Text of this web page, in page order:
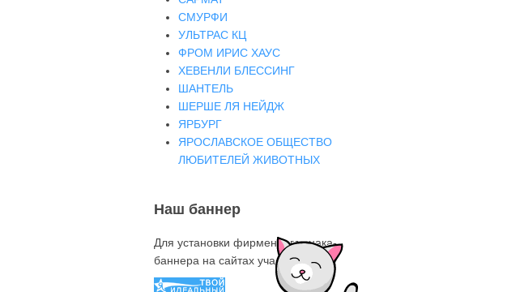
СМУРФИ
УЛЬТРАС КЦ
ФРОМ ИРИС ХАУС
ХЕВЕНЛИ БЛЕССИНГ
ШАНТЕЛЬ
ШЕРШЕ ЛЯ НЕЙДЖ
ЯРБУРГ
ЯРОСЛАВСКОЕ ОБЩЕСТВО
ЛЮБИТЕЛЕЙ ЖИВОТНЫХ
Наш баннер
Для установки фирменного знака-
баннера на сайтах участниках